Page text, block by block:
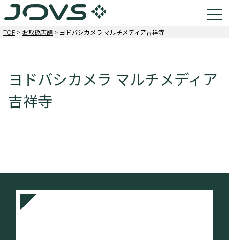
TOP > お取扱店舗 > ヨドバシカメラ マルチメディア吉祥寺
ヨドバシカメラ マルチメディア
吉祥寺